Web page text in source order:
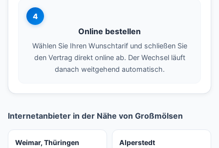
4
Online bestellen
Wählen Sie Ihren Wunschtarif und schließen Sie
den Vertrag direkt online ab. Der Wechsel läuft
danach weitgehend automatisch.
Internetanbieter in der Nähe von Großmölsen
Weimar, Thüringen Alperstedt